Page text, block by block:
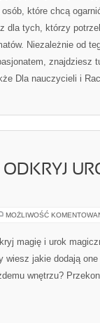
osób, które chcą
dla tych, którzy
Niezależnie od
znajdziesz
Dla nauczycieli i
MOŻLIWOŚĆ
magię i urok
wiesz jakie dodają
wnętrzu?